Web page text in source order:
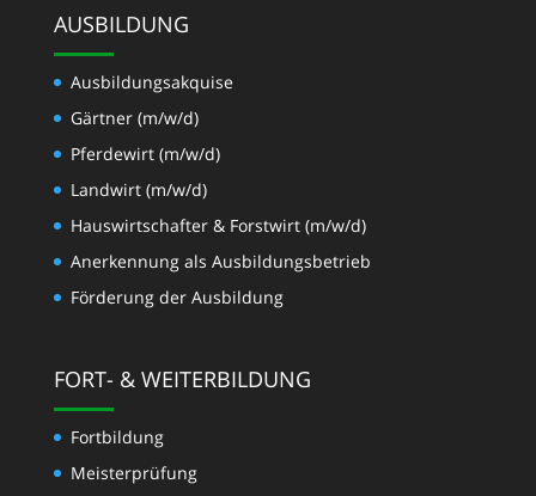
AUSBILDUNG
Ausbildungsakquise
Gärtner (m/w/d)
Pferdewirt (m/w/d)
Landwirt (m/w/d)
Hauswirtschafter & Forstwirt (m/w/d)
Anerkennung als Ausbildungsbetrieb
Förderung der Ausbildung
FORT- & WEITERBILDUNG
Fortbildung
Meisterprüfung